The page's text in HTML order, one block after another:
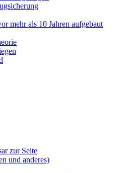
mehr als 10 Jahren aufgebaut
zur Seite
und anderes)